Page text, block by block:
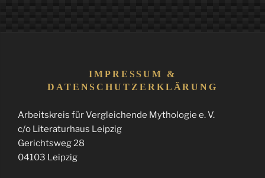
IMPRESSUM &
DATENSCHUTZERKLÄRUNG
Arbeitskreis für Vergleichende Mythologie e. V.
c/o Literaturhaus Leipzig
Gerichtsweg 28
04103 Leipzig